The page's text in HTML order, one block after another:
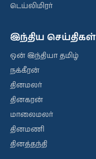
டெய்லிமிரர்
இந்திய செய்திகள்
ஒன் இந்தியா தமிழ்
நக்கீரன்
தினமலர்
தினகரன்
மாலைமலர்
தினமணி
தினத்தந்தி